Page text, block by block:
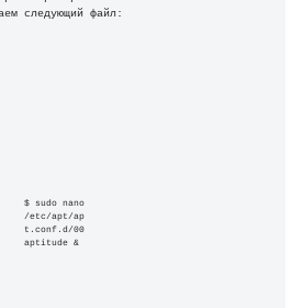
следующий файл:
$ sudo nano
/etc/apt/ap
t.conf.d/00
aptitude &